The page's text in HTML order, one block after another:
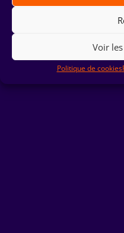
Voir
Politique de cookies